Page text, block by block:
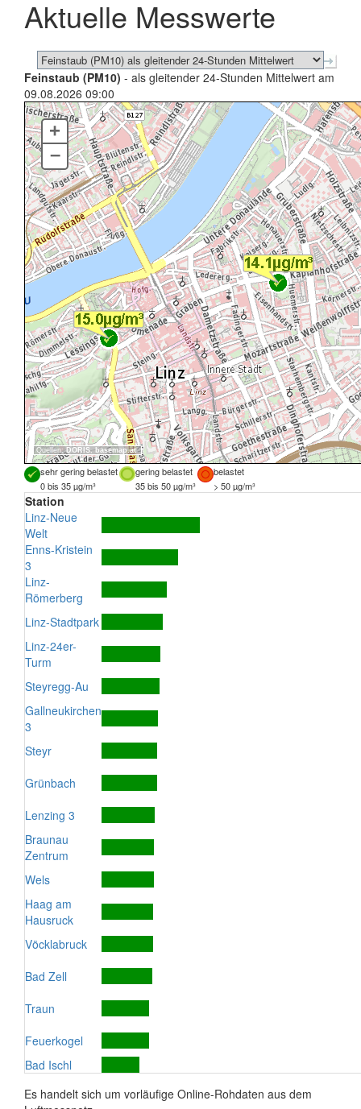
schließen
Aktuelle Messwerte
Feinstaub (PM10) - als gleitender 24-Stunden Mittelwert am
09.08.2026 09:00
Quellen:DORIS, basemap.at
+
–
sehr gering belastet gering belastet
belastet
0 bis 35 µg/m³
35 bis 50 µg/m³ > 50 µg/m³
Station
Linz-Neue
Welt
Enns-Kristein
3
Linz-
Römerberg
Linz-Stadtpark
Linz-24er-
Turm
Steyregg-Au
Gallneukirchen
3
Steyr
Grünbach
Lenzing 3
Braunau
Zentrum
Wels
Haag am
Hausruck
Vöcklabruck
Bad Zell
Traun
Feuerkogel
Bad Ischl
Es handelt sich um vorläufige Online-Rohdaten aus dem